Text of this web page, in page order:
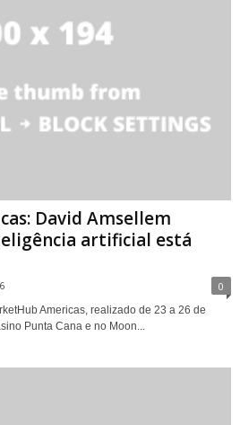
David Amsellem
artificial está
0
Americas, realizado de 23 a 26 de
Punta Cana e no Moon...